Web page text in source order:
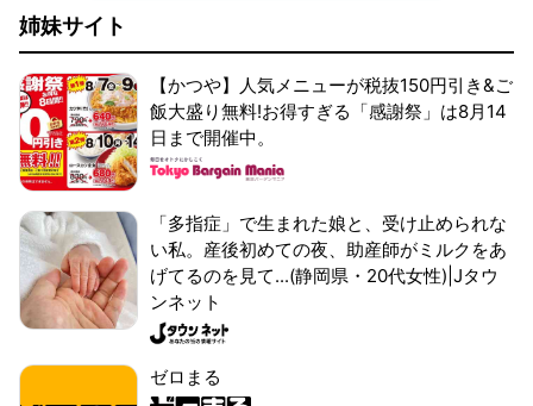
姉妹サイト
【かつや】人気メニューが税抜150円引き&ご
飯大盛り無料!お得すぎる「感謝祭」は8月14
日まで開催中。
「多指症」で生まれた娘と、受け止められな
い私。産後初めての夜、助産師がミルクをあ
げてるのを見て...(静岡県・20代女性)|Jタウ
ンネット
ゼロまる